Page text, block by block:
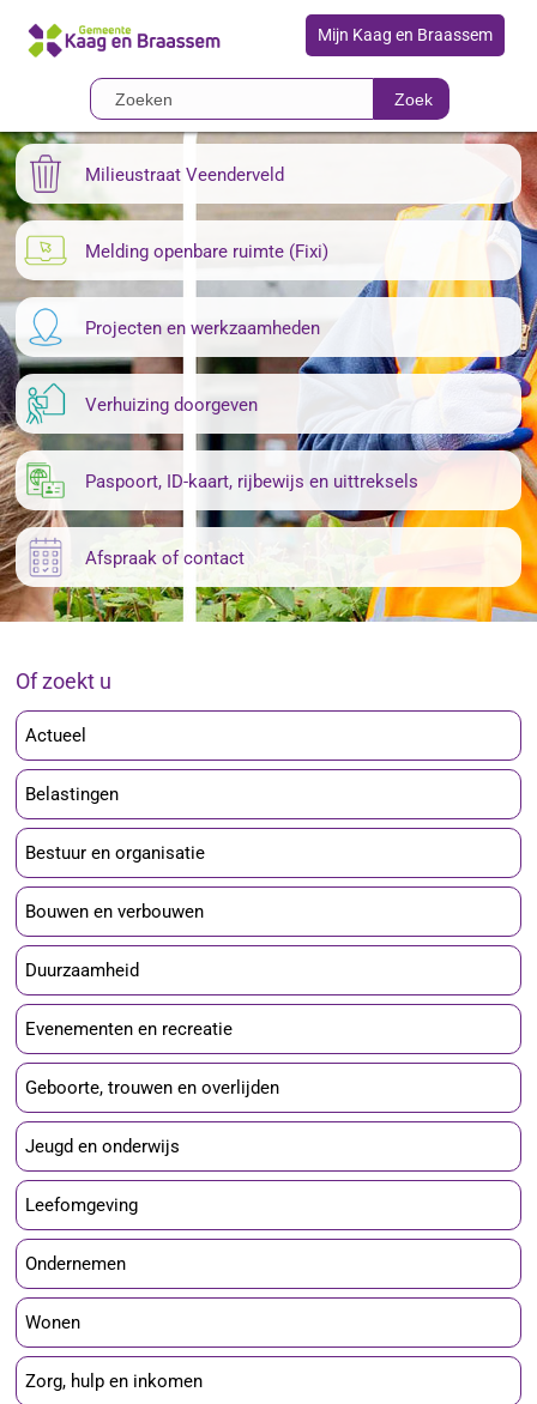
Mijn Kaag en Braassem
Zoek
Milieustraat Veenderveld
Melding openbare ruimte (Fixi)
Projecten en werkzaamheden
Verhuizing doorgeven
Paspoort, ID-kaart, rijbewijs en uittreksels
Afspraak of contact
Of zoekt u
Actueel
Belastingen
Bestuur en organisatie
Bouwen en verbouwen
Duurzaamheid
Evenementen en recreatie
Geboorte, trouwen en overlijden
Jeugd en onderwijs
Leefomgeving
Ondernemen
Wonen
Zorg, hulp en inkomen